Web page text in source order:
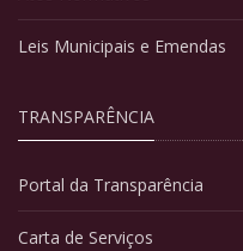
Leis Municipais e Emendas
TRANSPARÊNCIA
Portal da Transparência
Carta de Serviços